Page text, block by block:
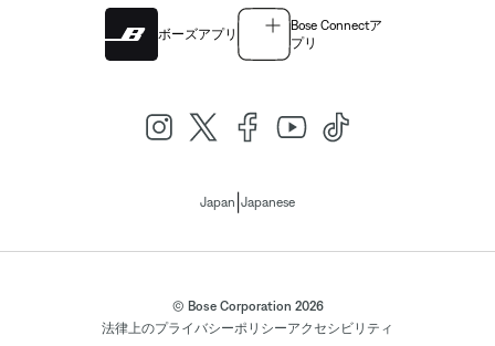
ボーズアプリ
Bose Connectア
プリ
Japan Japanese
© Bose Corporation 2026
法律上のプライバシーポリシーアクセシビリティ